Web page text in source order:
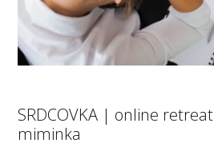
SRDCOVKA | online
miminka